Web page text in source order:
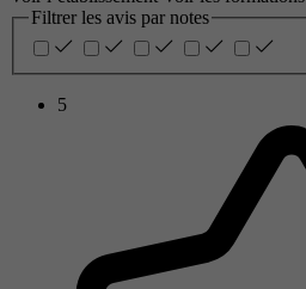
Filtrer les avis par notes
5